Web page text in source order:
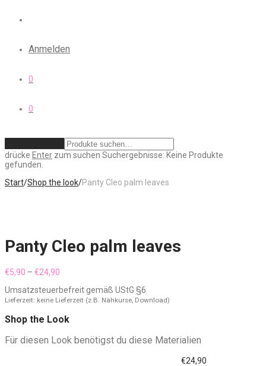
Anmelden
0
0
drücke Enter zum suchen Suchergebnisse: Keine Produkte
gefunden.
Start/Shop the look/Panty Cleo palm leaves
Panty Cleo palm leaves
€5,90 – €24,90
bis
€24,90
Umsatzsteuerbefreit gemäß UStG §6
Lieferzeit: keine Lieferzeit (z.B. Nähkurse, Download)
Shop the Look
Für diesen Look benötigst du diese Materialien
€24,90